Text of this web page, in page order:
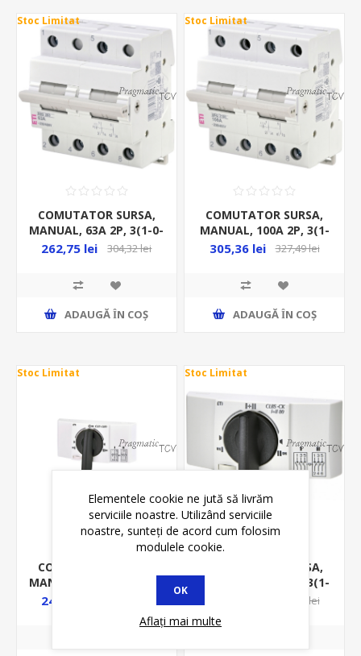
Stoc Limitat
COMUTATOR SURSA,
MANUAL, 63A 2P, 3(1-0-
2)POZ, 400VAC, IP20
262,75 lei 304,32 lei
ADAUGĂ ȊN COŞ
Stoc Limitat
COMUTATOR SURSA,
MANUAL, 100A 2P, 3(1-
0-2)POZ, 400VAC, IP20
305,36 lei 327,49 lei
ADAUGĂ ȊN COŞ
Stoc Limitat
COMUTATOR SURSA,
MANUAL, 40A 3P, 3(1-0-
2)POZ, 400VAC, CLBS
248,10 lei
Stoc Limitat
COMUTATOR SURSA,
MANUAL, 100A 3P, 3(1-
0-2)POZ, 400VAC, CLBS
812,45 lei
Elementele cookie ne jută să livrăm
serviciile noastre. Utilizând serviciile
noastre, sunteți de acord cum folosim
modulele cookie.
OK
Aflați mai multe